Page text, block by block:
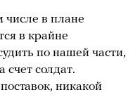
в плане
в крайне
по нашей части,
счет солдат.
никакой